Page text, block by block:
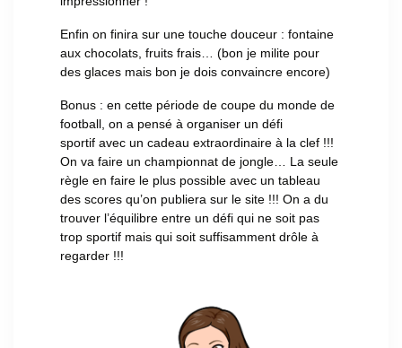
Enfin on finira sur une touche douceur : fontaine
aux chocolats, fruits frais… (bon je milite pour
des glaces mais bon je dois convaincre encore)
Bonus : en cette période de coupe du monde de
football, on a pensé à organiser un défi
sportif avec un cadeau extraordinaire à la clef !!!
On va faire un championnat de jongle… La seule
règle en faire le plus possible avec un tableau
des scores qu’on publiera sur le site !!! On a du
trouver l’équilibre entre un défi qui ne soit pas
trop sportif mais qui soit suffisamment drôle à
regarder !!!